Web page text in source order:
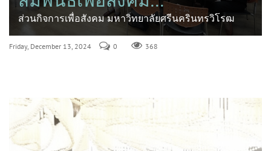
ส่วนกิจการเพื่อสังคม มหาวิทยาลัยศรีนครินทรวิโรฒ
Friday, December 13, 2024 0 368